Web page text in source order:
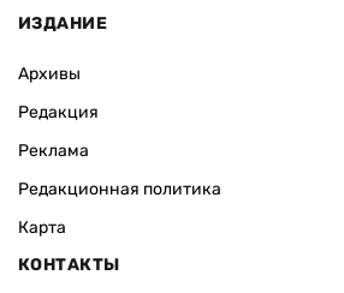
ИЗДАНИЕ
Архивы
Редакция
Реклама
Редакционная политика
Карта
КОНТАКТЫ